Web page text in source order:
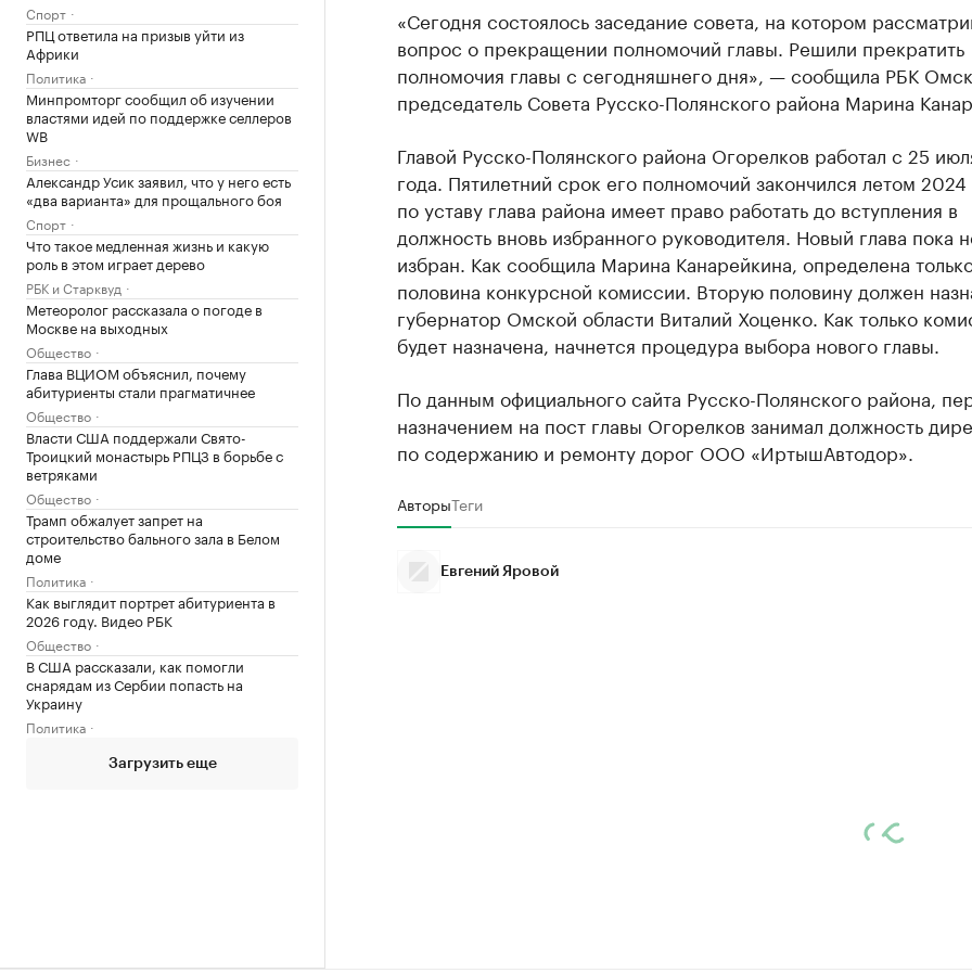
Спорт
РПЦ ответила на призыв уйти из
Африки
Политика
Минпромторг сообщил об изучении
властями идей по поддержке селлеров
WB
Бизнес
Александр Усик заявил, что у него есть
«два варианта» для прощального боя
Спорт
Что такое медленная жизнь и какую
роль в этом играет дерево
РБК и Старквуд
Метеоролог рассказала о погоде в
Москве на выходных
Общество
Глава ВЦИОМ объяснил, почему
абитуриенты стали прагматичнее
Общество
Власти США поддержали Свято-
Троицкий монастырь РПЦЗ в борьбе с
ветряками
Общество
Трамп обжалует запрет на
строительство бального зала в Белом
доме
Политика
Как выглядит портрет абитуриента в
2026 году. Видео РБК
Общество
В США рассказали, как помогли
снарядам из Сербии попасть на
Украину
Политика
Загрузить еще
«Сегодня состоялось заседание совета, на котором
вопрос о прекращении полномочий главы. Решили прекратить
полномочия главы с сегодняшнего дня», — сообщила РБК Омск
председатель Совета Русско-Полянского района Марина
Главой Русско-Полянского района Огорелков работал с 25
года. Пятилетний срок его полномочий закончился летом
по уставу глава района имеет право работать до вступления в
должность вновь избранного руководителя. Новый глава пока
избран. Как сообщила Марина Канарейкина, определена
половина конкурсной комиссии. Вторую половину должен
губернатор Омской области Виталий Хоценко. Как только
будет назначена, начнется процедура выбора нового главы.
По данным официального сайта Русско-Полянского района,
назначением на пост главы Огорелков занимал должность
по содержанию и ремонту дорог ООО «ИртышАвтодор».
АвторыТеги
Евгений Яровой